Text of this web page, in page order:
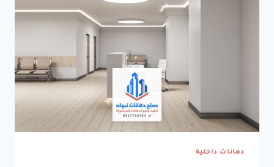
دهانات داخلية